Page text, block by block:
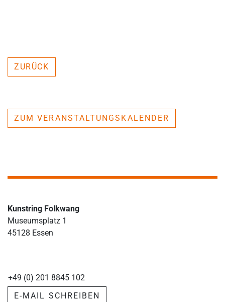
ZURÜCK
ZUM VERANSTALTUNGSKALENDER
Kunstring Folkwang
Museumsplatz 1
45128 Essen
+49 (0) 201 8845 102
E-MAIL SCHREIBEN